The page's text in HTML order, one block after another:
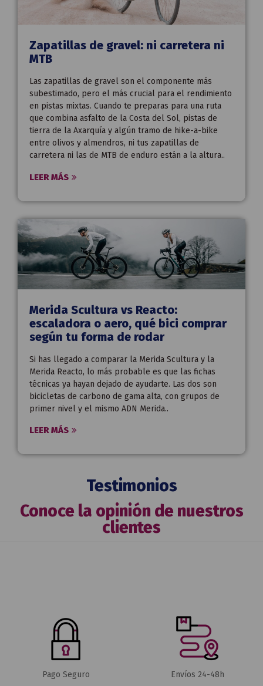
Zapatillas de gravel: ni carretera ni
MTB
Las zapatillas de gravel son el componente más
subestimado, pero el más crucial para el rendimiento
en pistas mixtas. Cuando te preparas para una ruta
que combina asfalto de la Costa del Sol, pistas de
tierra de la Axarquía y algún tramo de hike-a-bike
entre olivos y almendros, ni tus zapatillas de
carretera ni las de MTB de enduro están a la altura..
LEER MÁS
Merida Scultura vs Reacto:
escaladora o aero, qué bici comprar
según tu forma de rodar
Si has llegado a comparar la Merida Scultura y la
Merida Reacto, lo más probable es que las fichas
técnicas ya hayan dejado de ayudarte. Las dos son
bicicletas de carbono de gama alta, con grupos de
primer nivel y el mismo ADN Merida..
LEER MÁS
Testimonios
Conoce la opinión de nuestros
clientes
Pago Seguro Envíos 24-48h